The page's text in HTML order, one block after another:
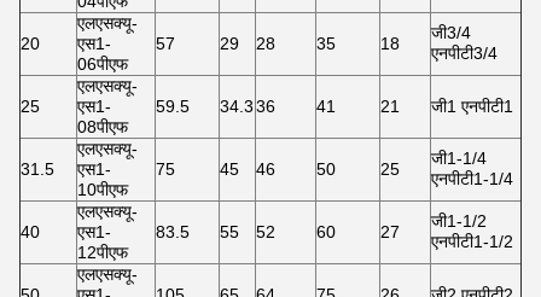
20
एलएसक्यू-
एस1-
06पीएफ
57 29 28 35 18
जी3/4
एनपीटी3/4
25
एलएसक्यू-
एस1-
08पीएफ
59.5 34.336 41 21 जी1 एनपीटी1
31.5
एलएसक्यू-
एस1-
10पीएफ
75 45 46 50 25
जी1-1/4
एनपीटी1-1/4
40
एलएसक्यू-
एस1-
12पीएफ
83.5 55 52 60 27
जी1-1/2
एनपीटी1-1/2
एलएसक्यू-